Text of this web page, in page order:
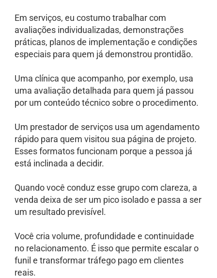
Em serviços, eu costumo trabalhar com
avaliações individualizadas, demonstrações
práticas, planos de implementação e condições
especiais para quem já demonstrou prontidão.
Uma clínica que acompanho, por exemplo, usa
uma avaliação detalhada para quem já passou
por um conteúdo técnico sobre o procedimento.
Um prestador de serviços usa um agendamento
rápido para quem visitou sua página de projeto.
Esses formatos funcionam porque a pessoa já
está inclinada a decidir.
Quando você conduz esse grupo com clareza, a
venda deixa de ser um pico isolado e passa a ser
um resultado previsível.
Você cria volume, profundidade e continuidade
no relacionamento. É isso que permite escalar o
funil e transformar tráfego pago em clientes
reais.